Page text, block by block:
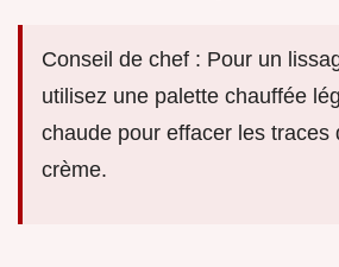
Conseil de chef : Pour un
utilisez une palette chauffée
chaude pour effacer les traces
crème.